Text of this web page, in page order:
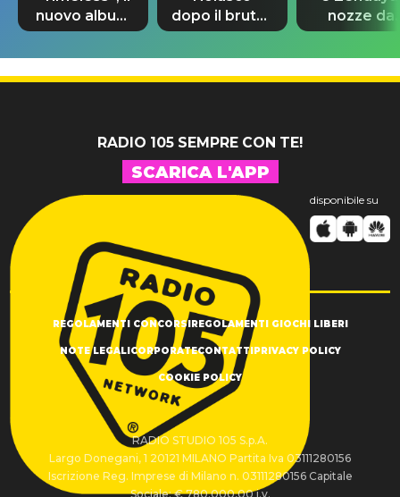
nuovo album
di Prince con
10 brani
inediti
dopo il brutto
incidente:
"Sono così
grato alla
nozze da
580mila
sterline e
300
RADIO 105 SEMPRE CON TE!
SCARICA L'APP
disponibile su
REGOLAMENTI CONCORSIREGOLAMENTI GIOCHI LIBERI
NOTE LEGALICORPORATECONTATTIPRIVACY POLICY
COOKIE POLICY
RADIO STUDIO 105 S.p.A.
Largo Donegani, 1 20121 MILANO Partita Iva 03111280156
Iscrizione Reg. Imprese di Milano n. 03111280156 Capitale
Sociale: € 780.000,00 i.v.